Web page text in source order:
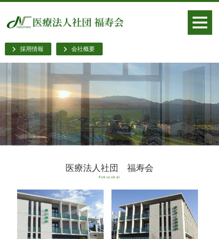
採用情報 会社概要
医療法人社団 福寿会
Fukujukai